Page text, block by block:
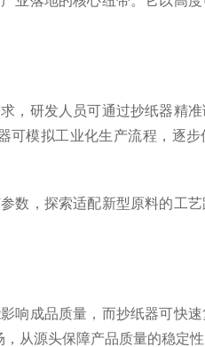
研发人员可通过抄纸器精
可模拟工业化生产流程，逐步
，探索适配新型原料的工
成品质量，而抄纸器可快速
从源头保障产品质量的稳定性